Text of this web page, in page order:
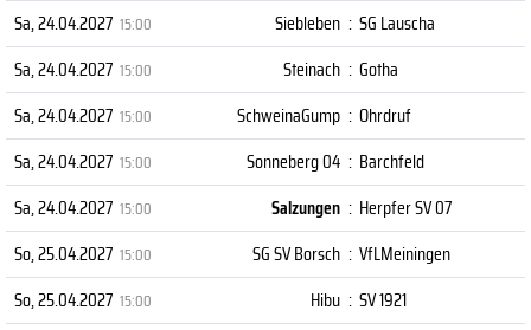
Sa, 24.04.2027 15:00 Siebleben : SG Lauscha
Sa, 24.04.2027 15:00 Steinach : Gotha
Sa, 24.04.2027 15:00 SchweinaGump : Ohrdruf
Sa, 24.04.2027 15:00 Sonneberg 04 : Barchfeld
Sa, 24.04.2027 15:00 Salzungen : Herpfer SV 07
So, 25.04.2027 15:00 SG SV Borsch : VfLMeiningen
So, 25.04.2027 15:00 Hibu : SV 1921